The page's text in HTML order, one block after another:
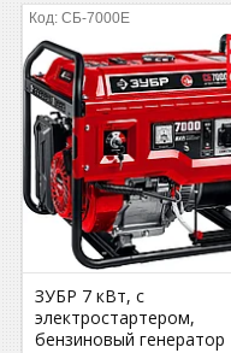
СБ-7000Е
ЗУБР 7 кВт, с
электростартером,
бензиновый генератор